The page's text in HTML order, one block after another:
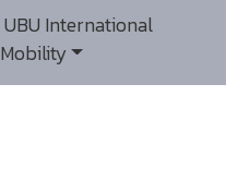
UBU International
Mobility